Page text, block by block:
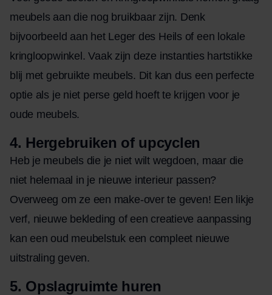
meubels aan die nog bruikbaar zijn. Denk
bijvoorbeeld aan het Leger des Heils of een lokale
kringloopwinkel. Vaak zijn deze instanties hartstikke
blij met gebruikte meubels. Dit kan dus een perfecte
optie als je niet perse geld hoeft te krijgen voor je
oude meubels.
4. Hergebruiken of upcyclen
Heb je meubels die je niet wilt wegdoen, maar die
niet helemaal in je nieuwe interieur passen?
Overweeg om ze een make-over te geven! Een likje
verf, nieuwe bekleding of een creatieve aanpassing
kan een oud meubelstuk een compleet nieuwe
uitstraling geven.
5. Opslagruimte huren